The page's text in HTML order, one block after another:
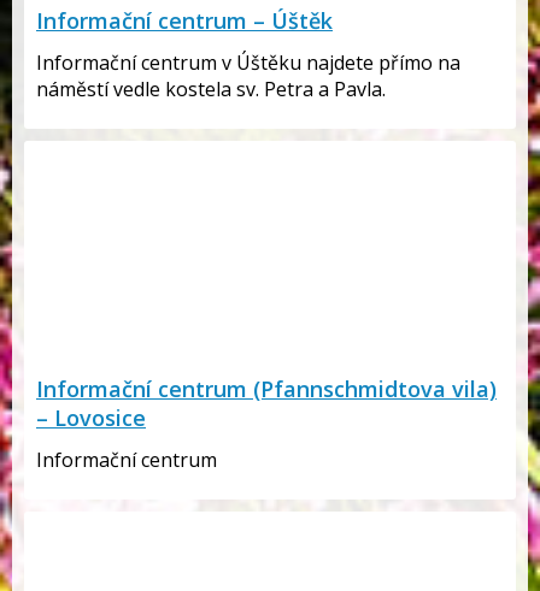
Informační centrum – Úštěk
Informační centrum v Úštěku najdete přímo na
náměstí vedle kostela sv. Petra a Pavla.
Informační centrum (Pfannschmidtova vila)
– Lovosice
Informační centrum